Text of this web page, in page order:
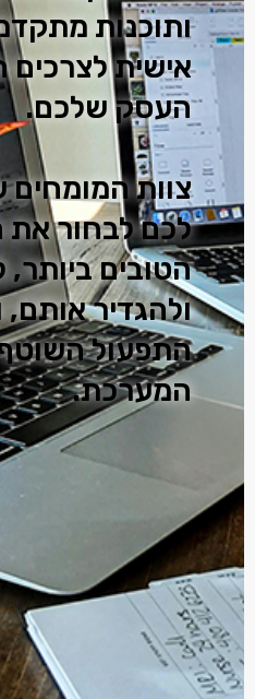
ותוכנות
אישית לצרכים
העסק שלכם.
צוות המומחים
לכם לבחור את
הטובים ביותר,
ולהגדיר
התפעול
המערכת.